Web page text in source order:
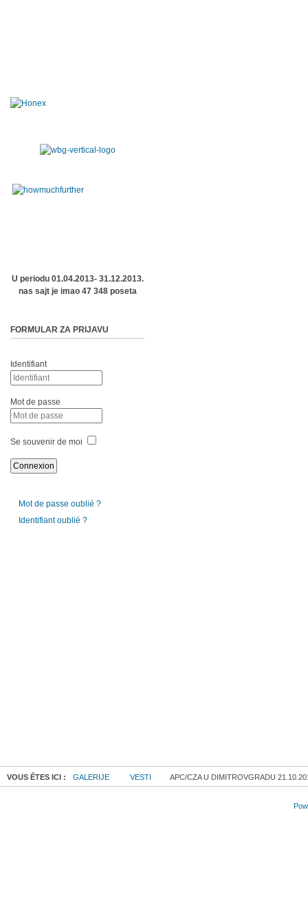
U periodu 01.04.2013- 31.12.2013.
nas sajt je imao 47 348 poseta
FORMULAR ZA PRIJAVU
Identifiant
Mot de passe
Se souvenir de moi
Mot de passe oublié ?
Identifiant oublié ?
VOUS ÊTES ICI : GALERIJE VESTI APC/CZA U DIMITROVGRADU